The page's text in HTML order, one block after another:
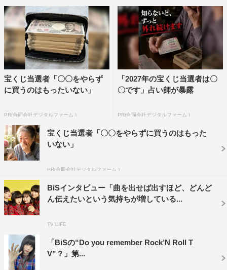
宝くじ当選者「〇〇をやらず
に買うのはもったいない」
PR(合同会社デジタルファーム )
「2027年の宝くじ当選者は〇
〇です」占い師が暴露
PR(合同会社デジタルファーム )
宝くじ当選者「〇〇をやらずに買うのはもった
いない」
PR(合同会社デジタルファーム )
BiSインタビュー「曲を出せば出すほど、どんど
ん伝えたいという気持ちが増している...
TV LIFE
「BiSの“Do you remember Rock’N Roll T
V”？」第...